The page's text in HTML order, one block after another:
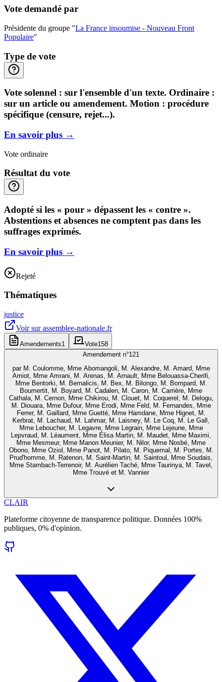
Vote demandé par
Présidente du groupe "La France insoumise - Nouveau Front
Populaire"
Type de vote
Vote solennel : sur l'ensemble d'un texte. Ordinaire :
sur un article ou amendement. Motion : procédure
spécifique (censure, rejet...).
En savoir plus →
Vote ordinaire
Résultat du vote
Adopté si les « pour » dépassent les « contre ».
Abstentions et absences ne comptent pas dans les
suffrages exprimés.
En savoir plus →
Rejeté
Thématiques
justice
Voir surassemblee-nationale.fr
Amendements1 Vote158
Amendement n°121
par M. Coulomme, Mme Abomangoli, M. Alexandre, M. Amard, Mme
Amiot, Mme Amrani, M. Arenas, M. Arnault, Mme Belouassa-Cherifi,
Mme Bentorki, M. Bernalicis, M. Bex, M. Bilongo, M. Bompard, M.
Boumertit, M. Boyard, M. Cadalen, M. Caron, M. Carrière, Mme
Cathala, M. Cernon, Mme Chikirou, M. Clouet, M. Coquerel, M. Delogu,
M. Diouara, Mme Dufour, Mme Erodi, Mme Feld, M. Fernandes, Mme
Ferrer, M. Gaillard, Mme Guetté, Mme Hamdane, Mme Hignet, M.
Kerbrat, M. Lachaud, M. Lahmar, M. Laisney, M. Le Coq, M. Le Gall,
Mme Leboucher, M. Legavre, Mme Legrain, Mme Lejeune, Mme
Lepvraud, M. Léaument, Mme Élisa Martin, M. Maudet, Mme Maximi,
Mme Mesmeur, Mme Manon Meunier, M. Nilor, Mme Nosbé, Mme
Obono, Mme Oziol, Mme Panot, M. Pilato, M. Piquemal, M. Portes, M.
Prud'homme, M. Ratenon, M. Saint-Martin, M. Saintoul, Mme Soudais,
Mme Stambach-Terrenoir, M. Aurélien Taché, Mme Taurinya, M. Tavel,
Mme Trouvé et M. Vannier
CLAIR
Plateforme citoyenne de transparence politique. Données 100%
publiques, 0% d'opinion.